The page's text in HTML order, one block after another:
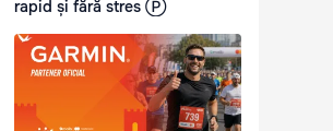
rapid și fără stres Ⓟ